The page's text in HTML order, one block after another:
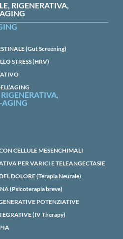
RIGENERATIVA,
(Gut Screening)
STRESS (HRV)
AGING
CELLULE MESENCHIMALI
PER VARICI E TELEANGECTASIE
DOLORE (Terapia Neurale)
(Psicoterapia breve)
POTENZIATIVE
(IV Therapy)